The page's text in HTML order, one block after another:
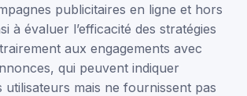
publicitaires en ligne et hors
à évaluer l’efficacité des stratégies
aux engagements avec
qui peuvent indiquer
utilisateurs mais ne fournissent pas